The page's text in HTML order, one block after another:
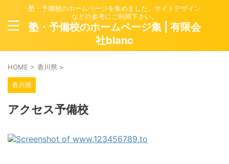
塾・予備校のホームページを集めました。サイトデザイン
などの参考にご利用下さい。
塾・予備校のホームページ集 | 有限会
社blanc
HOME > 香川県 >
香川県
アクセス予備校